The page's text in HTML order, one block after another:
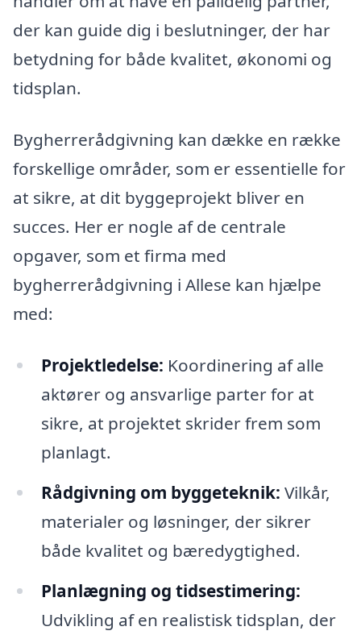
der kan guide dig i beslutninger, der har
betydning for både kvalitet, økonomi og
tidsplan.
Bygherrerådgivning kan dække en række
forskellige områder, som er essentielle for
at sikre, at dit byggeprojekt bliver en
succes. Her er nogle af de centrale
opgaver, som et firma med
bygherrerådgivning i Allese kan hjælpe
med:
Projektledelse: Koordinering af alle
aktører og ansvarlige parter for at
sikre, at projektet skrider frem som
planlagt.
Rådgivning om byggeteknik: Vilkår,
materialer og løsninger, der sikrer
både kvalitet og bæredygtighed.
Planlægning og tidsestimering:
Udvikling af en realistisk tidsplan, der